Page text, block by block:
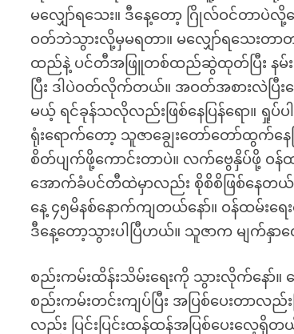
မလျှော်ရသေး။ ဒီနေ့တော့ ဂြိုလ်ဝင်တ
ဝတ်ဘဲသွားလို့မှမရတာ။ မလျှော်ရသေးတ
ထည်နဲ့ ပင်တီအဖြူတစ်ထည်ဆွဲထုတ်ပြီး နမ်း
ပြီး ဒါပဲဝတ်လိုက်တယ်။ အဝတ်အစားလဲပြီး
မယ့် ရင်ခုန်သလိုလည်းဖြစ်နေပြန်ရော။ ရှု
ရုံးရောက်တော့ သူဇာချွေးတော်တော်ထွက်န
စိတ်ပျက်ဖို့ကောင်းတာပဲ။ လက်ဗွေနှိပ်ဖို့ ဝန်
အောက်ခံပင်တီထဲမှာလည်း စိုစိစိဖြစ်နေတ
နေ့ ၄၅မိနစ်နောက်ကျတယ်နော်။ ဝန်ထမ်းရ
ဒီနေ့တော့သွားပါပြီဟယ်။ သူဇာက မျက်နှာလ
စည်းကမ်းထိန်းသိမ်းရေးကို သွားလိုက်နေ
စည်းကမ်းတင်းကျပ်ပြီး အပြစ်ပေးတာလ
လည်း ပြင်းပြင်းထန်ထန်အပြစ်ပေးလေ့ရှိ